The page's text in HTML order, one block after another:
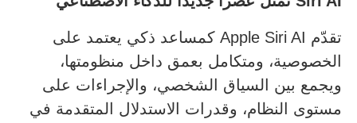
تقدّم Apple Siri AI كمساعد ذكي يعتمد على
الخصوصية، ومتكامل بعمق داخل منظومتها،
ويجمع بين السياق الشخصي، والإجراءات على
مستوى النظام، وقدرات الاستدلال المتقدمة في